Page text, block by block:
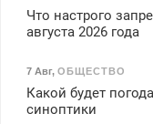
Что настрого
августа 2026 года
7 Авг, ОБЩЕСТВО
Какой будет
синоптики